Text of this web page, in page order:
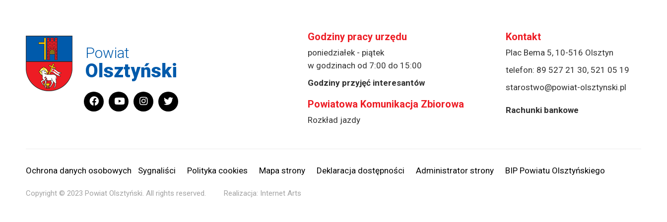
Powiat
Olsztyński
Kontakt
Plac Bema 5, 10-516 Olsztyn
telefon: 89 527 21 30, 521 05 19
starostwo@powiat-olsztynski.pl
Rachunki bankowe
Godziny pracy urzędu
poniedziałek - piątek
w godzinach od 7:00 do 15:00
Godziny przyjęć interesantów
Powiatowa Komunikacja Zbiorowa
Rozkład jazdy
Ochrona danych osobowych Sygnaliści Polityka cookies Mapa strony Deklaracja dostępności Administrator strony BIP Powiatu Olsztyńskiego
Copyright © 2023 Powiat Olsztyński. All rights reserved. Realizacja: Internet Arts